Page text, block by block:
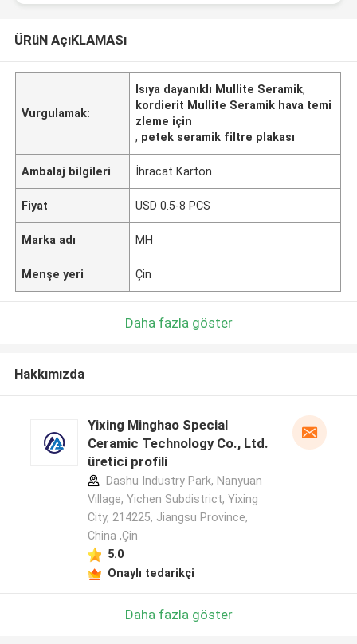
ÜRüN AçıKLAMASı
Vurgulamak:
Isıya dayanıklı Mullite Seramik,
kordierit Mullite Seramik hava temi
zleme için
, petek seramik filtre plakası
Ambalaj bilgileri İhracat Karton
Fiyat USD 0.5-8 PCS
Marka adı MH
Menşe yeri Çin
Daha fazla göster
Hakkımızda
Yixing Minghao Special
Ceramic Technology Co., Ltd.
üretici profili
Dashu Industry Park, Nanyuan
Village, Yichen Subdistrict, Yixing
City, 214225, Jiangsu Province,
China ,Çin
5.0
Onaylı tedarikçi
Daha fazla göster